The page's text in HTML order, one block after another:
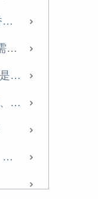
香港推出《稳定币条例》 利好香港国际金融中心建设
科技金融产品“浅创新”等短板仍需突破
低利率时代不仅是数值变化，更是经济运行逻辑的转变
上海金融与发展实验室首席专家、主任曾刚：聚焦培养新动能，以科技创新服务壮大耐心资本
深化场景金融建设 构建更开放、智能、生态化的金融服务体系